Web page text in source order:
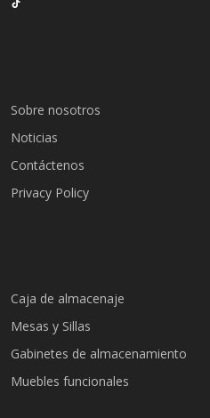
Sobre nosotros
Noticias
Contáctenos
Privacy Policy
Caja de almacenaje
Mesas y Sillas
Gabinetes de almacenamiento
Muebles funcionales